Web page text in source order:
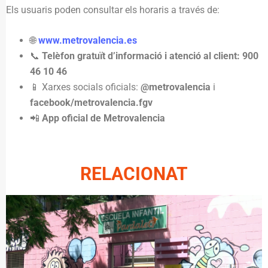
Els usuaris poden consultar els horaris a través de:
🌐www.metrovalencia.es
📞 Telèfon gratuït d’informació i atenció al client: 900
46 10 46
📱 Xarxes socials oficials: @metrovalencia i
facebook/metrovalencia.fgv
📲 App oficial de Metrovalencia
RELACIONAT